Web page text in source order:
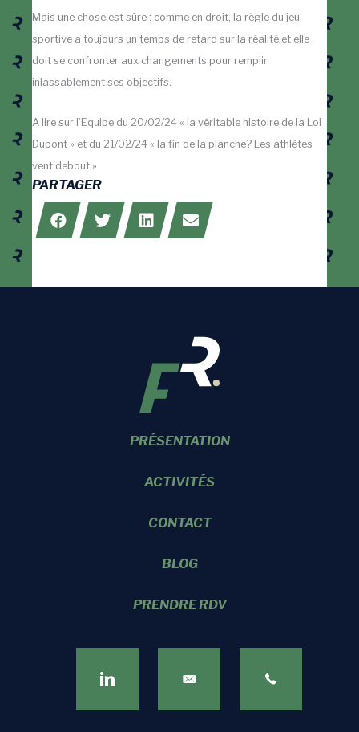
Mais une chose est sûre : comme en droit, la règle du jeu
sportive a toujours un temps de retard sur la réalité et elle
doit se confronter aux changements pour remplir
inlassablement ses objectifs.
A lire sur l’Equipe du 20/02/24 « la véritable histoire de la Loi
Dupont » et du 21/02/24 « la fin de la planche? Les athlètes
vent debout »
PRÉSENTATION
ACTIVITÉS
CONTACT
BLOG
PRENDRE RDV